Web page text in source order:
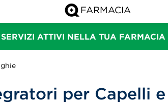
ATTIVI NELLA TUA
per Capelli